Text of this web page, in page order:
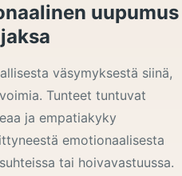
uupumus
väsymyksestä siinä,
Tunteet tuntuvat
ja empatiakyky
emotionaalisesta
tai hoivavastuussa.